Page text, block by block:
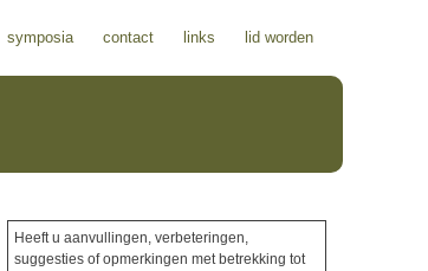
symposia contact links lid worden
Heeft u aanvullingen, verbeteringen,
suggesties of opmerkingen met betrekking tot